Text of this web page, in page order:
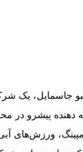
جاسمایل، یک
دهنده پیشرو در
ورزش‌های